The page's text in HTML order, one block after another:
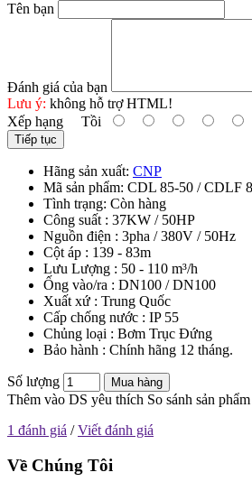
Tên bạn
Đánh giá của bạn
Lưu ý: không hỗ trợ HTML!
Xếp hạng Tồi
Tiếp tục
Hãng sản xuất: CNP
Mã sản phẩm: CDL 85-50 / CDLF
Tình trạng: Còn hàng
Công suất : 37KW / 50HP
Nguồn điện : 3pha / 380V / 50Hz
Cột áp : 139 - 83m
Lưu Lượng : 50 - 110 m³/h
Ống vào/ra : DN100 / DN100
Xuất xứ : Trung Quốc
Cấp chống nước : IP 55
Chủng loại : Bơm Trục Đứng
Bảo hành : Chính hãng 12 tháng.
Số lượng Mua hàng
Thêm vào DS yêu thích So sánh sản
1 đánh giá /Viết đánh giá
Về Chúng Tôi